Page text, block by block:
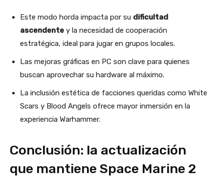
Este modo horda impacta por su dificultad
ascendente y la necesidad de cooperación
estratégica, ideal para jugar en grupos locales.
Las mejoras gráficas en PC son clave para quienes
buscan aprovechar su hardware al máximo.
La inclusión estética de facciones queridas como White
Scars y Blood Angels ofrece mayor inmersión en la
experiencia Warhammer.
Conclusión: la actualización
que mantiene Space Marine 2